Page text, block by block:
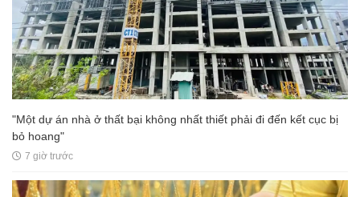
"Một dự án nhà ở thất bại không nhất thiết phải đi đến kết cục bị
bỏ hoang"
7 giờ trước